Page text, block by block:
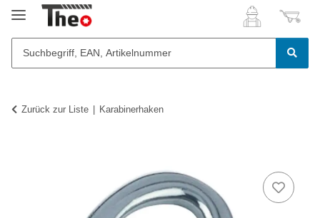
Zurück zur Liste Karabinerhaken